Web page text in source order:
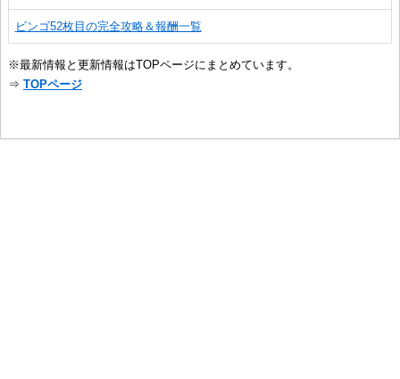
ビンゴ52枚目の完全攻略＆報酬一覧
※最新情報と更新情報はTOPページにまとめています。
⇒ TOPページ